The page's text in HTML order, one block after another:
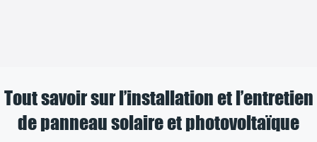
Tout savoir sur l’installation et l’entretien
de panneau solaire et photovoltaïque